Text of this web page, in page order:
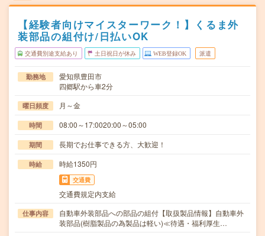
【経験者向けマイスターワーク！】くるま外
装部品の組付け/日払いOK
交通費別途支給あり 土日祝日が休み WEB登録OK 派遣
勤務地
愛知県豊田市
四郷駅から車2分
曜日頻度 月～金
時間 08:00～17:0020:00～05:00
期間 長期でお仕事できる方、大歓迎！
時給 時給1350円
交通費
交通費規定内支給
仕事内容
自動車外装部品への部品の組付【取扱製品情報】自動車外
装部品(樹脂製品の為製品は軽い)≪待遇・福利厚生…